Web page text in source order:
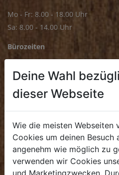
Mo - Fr: 8.00 - 18.00 Uhr
Sa: 8.00 - 14.00 Uhr
Bürozeiten
.+43 7272 4859 70
KULINARIUM
Deine Wahl
dieser Webseite
Wie die meisten Webseiten
Cookies um deinen Besuch
angenehm wie möglich zu
verwenden wir Cookies
und Marketingzwecken.